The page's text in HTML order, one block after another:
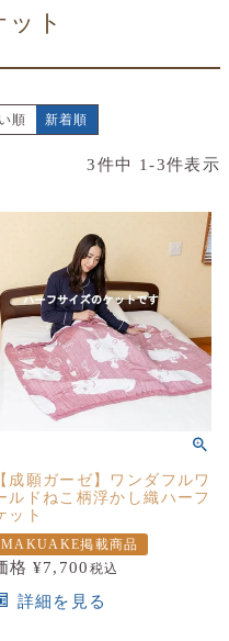
ット
順 新着順
3件中 1-3件表示
【成願ガーゼ】ワンダフルワ
ルドねこ柄浮かし織ハーフ
ット
MAKUAKE掲載商品
格 ¥7,700 税込
詳細を見る